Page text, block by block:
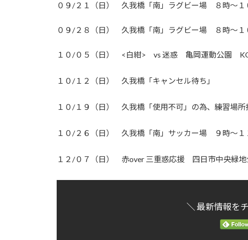
０９/２１（日） 久我橋「南」ラグビー場 ８時～１
０９/２８（日） 久我橋「南」ラグビー場 ８時～１
１０/０５（日） <白紺> vs 迷惑 亀岡運動公園
１０/１２（日） 久我橋「キャンセル待ち」
１０/１９（日） 久我橋「使用不可」の為、練習場所
１０/２６（日） 久我橋「南」サッカー場 ９時～１
１２/０７（日） 赤over 三重惑応援 四日市中央緑
＼ 最新情報を